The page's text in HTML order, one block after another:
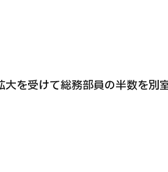
を受けて総務部員の半数を別